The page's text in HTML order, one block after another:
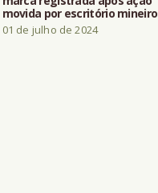
movida por escritório mineiro
01 de julho de 2024